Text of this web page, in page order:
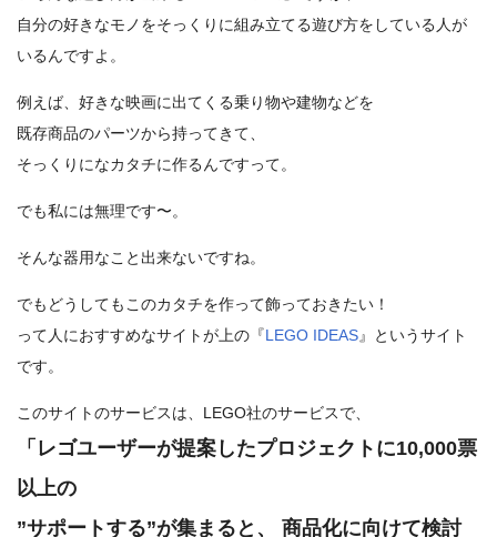
自分の好きなモノをそっくりに組み立てる遊び方をしている人が
いるんですよ。
例えば、好きな映画に出てくる乗り物や建物などを
既存商品のパーツから持ってきて、
そっくりになカタチに作るんですって。
でも私には無理です〜。
そんな器用なこと出来ないですね。
でもどうしてもこのカタチを作って飾っておきたい！
って人におすすめなサイトが上の『LEGO IDEAS』というサイト
です。
このサイトのサービスは、LEGO社のサービスで、
「レゴユーザーが提案したプロジェクトに10,000票
以上の
”サポートする”が集まると、 商品化に向けて検討